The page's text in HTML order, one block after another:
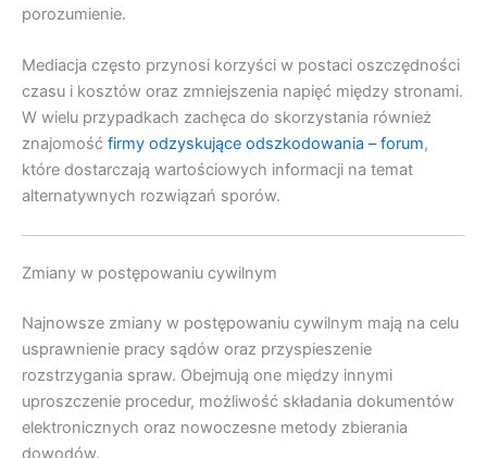
porozumienie.
Mediacja często przynosi korzyści w postaci oszczędności
czasu i kosztów oraz zmniejszenia napięć między stronami.
W wielu przypadkach zachęca do skorzystania również
znajomość firmy odzyskujące odszkodowania – forum,
które dostarczają wartościowych informacji na temat
alternatywnych rozwiązań sporów.
Zmiany w postępowaniu cywilnym
Najnowsze zmiany w postępowaniu cywilnym mają na celu
usprawnienie pracy sądów oraz przyspieszenie
rozstrzygania spraw. Obejmują one między innymi
uproszczenie procedur, możliwość składania dokumentów
elektronicznych oraz nowoczesne metody zbierania
dowodów.